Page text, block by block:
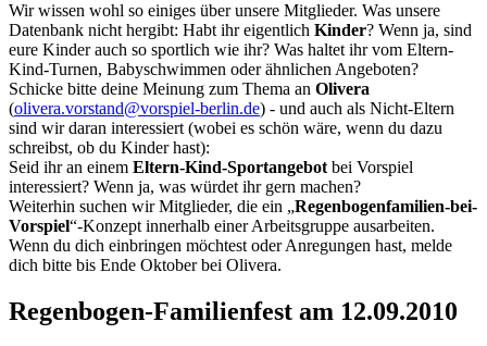
Wir wissen wohl so einiges über unsere Mitglieder. Was unsere
Datenbank nicht hergibt: Habt ihr eigentlich Kinder? Wenn ja, sind
eure Kinder auch so sportlich wie ihr? Was haltet ihr vom Eltern-
Kind-Turnen, Babyschwimmen oder ähnlichen Angeboten?
Schicke bitte deine Meinung zum Thema an Olivera
(olivera.vorstand@vorspiel-berlin.de) - und auch als Nicht-Eltern
sind wir daran interessiert (wobei es schön wäre, wenn du dazu
schreibst, ob du Kinder hast):
Seid ihr an einem Eltern-Kind-Sportangebot bei Vorspiel
interessiert? Wenn ja, was würdet ihr gern machen?
Weiterhin suchen wir Mitglieder, die ein „Regenbogenfamilien-bei-
Vorspiel“-Konzept innerhalb einer Arbeitsgruppe ausarbeiten.
Wenn du dich einbringen möchtest oder Anregungen hast, melde
dich bitte bis Ende Oktober bei Olivera.
Regenbogen-Familienfest am 12.09.2010